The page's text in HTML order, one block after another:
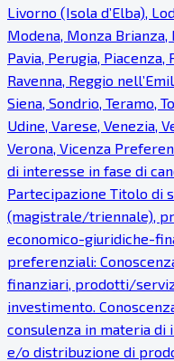
Livorno (Isola d’Elba),
Modena, Monza Brianza,
Pavia, Perugia, Piacenza,
Ravenna, Reggio
Siena, Sondrio, Teramo,
Udine, Varese, Venezia,
Verona, Vicenza
di interesse in fase di
Partecipazione Titolo di
(magistrale/triennale),
economico-giuridiche-
preferenziali:
finanziari, prodotti/
investimento.
consulenza in materia
e/o distribuzione di